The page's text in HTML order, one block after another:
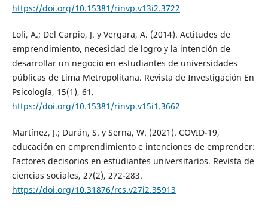
https://doi.org/10.15381/rinvp.v13i2.3722
Loli, A.; Del Carpio, J. y Vergara, A. (2014). Actitudes de
emprendimiento, necesidad de logro y la intención de
desarrollar un negocio en estudiantes de universidades
públicas de Lima Metropolitana. Revista de Investigación En
Psicología, 15(1), 61.
https://doi.org/10.15381/rinvp.v15i1.3662
Martínez, J.; Durán, S. y Serna, W. (2021). COVID-19,
educación en emprendimiento e intenciones de emprender:
Factores decisorios en estudiantes universitarios. Revista de
ciencias sociales, 27(2), 272-283.
https://doi.org/10.31876/rcs.v27i2.35913